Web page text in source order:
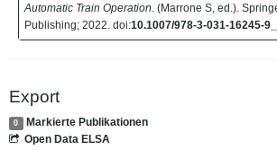
Automatic Train Operation . (Marrone S, ed.).
Publishing; 2022. doi:10.1007/978-3-031-16245-
Export
0
Markierte Publikationen
Open Data ELSA